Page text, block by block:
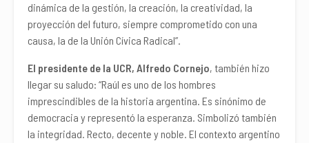
dinámica de la gestión, la creación, la creatividad, la
proyección del futuro, siempre comprometido con una
causa, la de la Unión Cívica Radical”.
El presidente de la UCR, Alfredo Cornejo, también hizo
llegar su saludo: “Raúl es uno de los hombres
imprescindibles de la historia argentina. Es sinónimo de
democracia y representó la esperanza. Simbolizó también
la integridad. Recto, decente y noble. El contexto argentino